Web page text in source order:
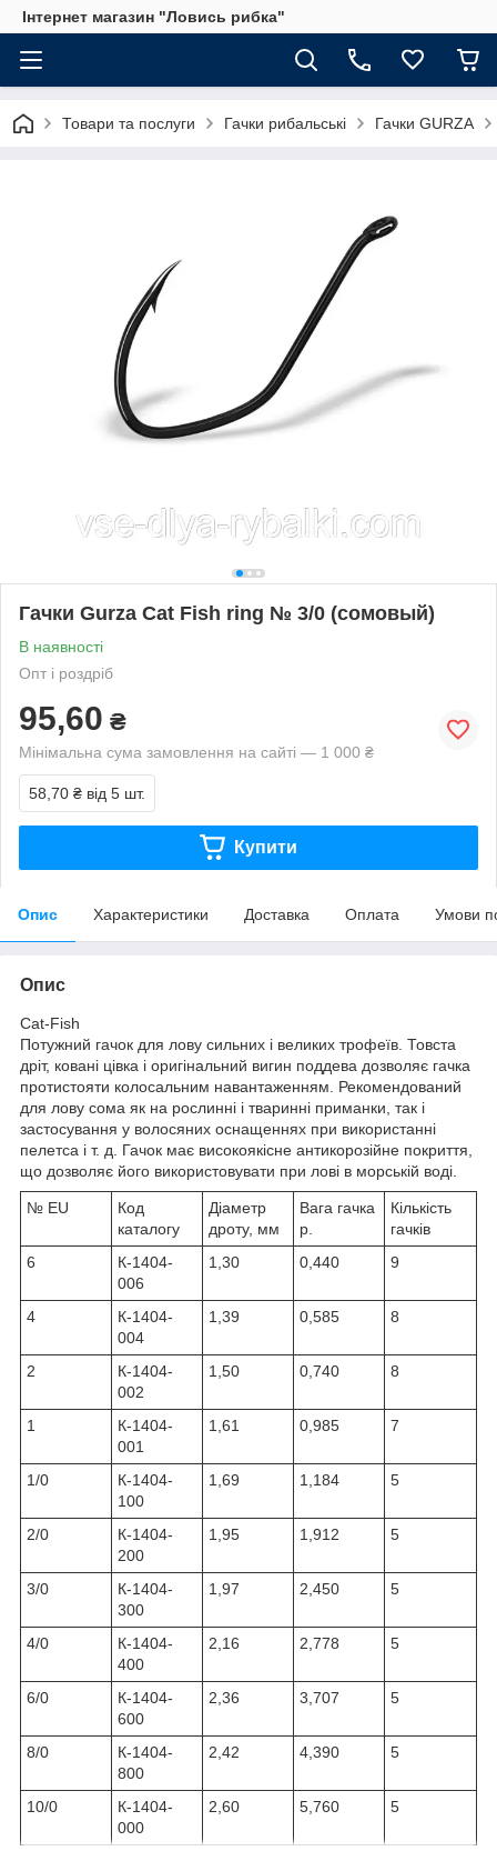
Інтернет магазин "Ловись рибка"
Товари та послуги Гачки рибальські Гачки GURZA
Гачки Gurza Cat Fish ring № 3/0 (сомовый)
В наявності
Опт і роздріб
95,60 ₴
Мінімальна сума замовлення на сайті — 1 000 ₴
58,70 ₴ від 5 шт.
Купити
Опис Характеристики Доставка Оплата Умови
Опис
Cat-Fish
Потужний гачок для лову сильних і великих трофеїв. Товста
дріт, ковані цівка і оригінальний вигин поддева дозволяє гачка
протистояти колосальним навантаженням. Рекомендований
для лову сома як на рослинні і тваринні приманки, так і
застосування у волосяних оснащеннях при використанні
пелетса і т. д. Гачок має високоякісне антикорозійне покриття,
що дозволяє його використовувати при лові в морській воді.
№ EU
Код
каталогу
Діаметр
дроту, мм
Вага гачка
р.
Кількість
гачків
6
К-1404-
006
1,30 0,440 9
4
К-1404-
004
1,39 0,585 8
2
К-1404-
002
1,50 0,740 8
1
К-1404-
001
1,61 0,985 7
1/0
К-1404-
100
1,69 1,184 5
2/0
К-1404-
200
1,95 1,912 5
3/0
К-1404-
300
1,97 2,450 5
4/0
К-1404-
400
2,16 2,778 5
6/0
К-1404-
600
2,36 3,707 5
8/0
К-1404-
800
2,42 4,390 5
10/0
К-1404-
000
2,60 5,760 5